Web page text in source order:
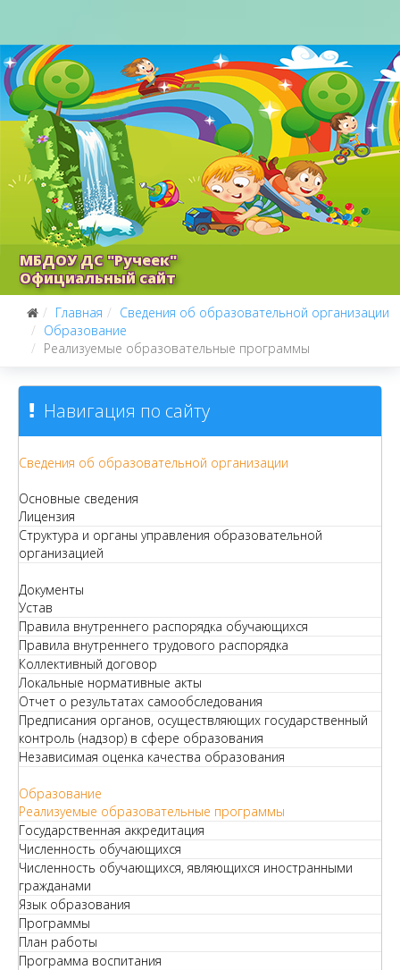
МБДОУ ДС "Ручеек"
Официальный сайт
Главная
Сведения об образовательной организации
Образование
Реализуемые образовательные программы
Навигация по сайту
Сведения об образовательной организации
Основные сведения
Лицензия
Структура и органы управления образовательной
организацией
Документы
Устав
Правила внутреннего распорядка обучающихся
Правила внутреннего трудового распорядка
Коллективный договор
Локальные нормативные акты
Отчет о результатах самообследования
Предписания органов, осуществляющих государственный
контроль (надзор) в сфере образования
Независимая оценка качества образования
Образование
Реализуемые образовательные программы
Государственная аккредитация
Численность обучающихся
Численность обучающихся, являющихся иностранными
гражданами
Язык образования
Программы
План работы
Программа воспитания